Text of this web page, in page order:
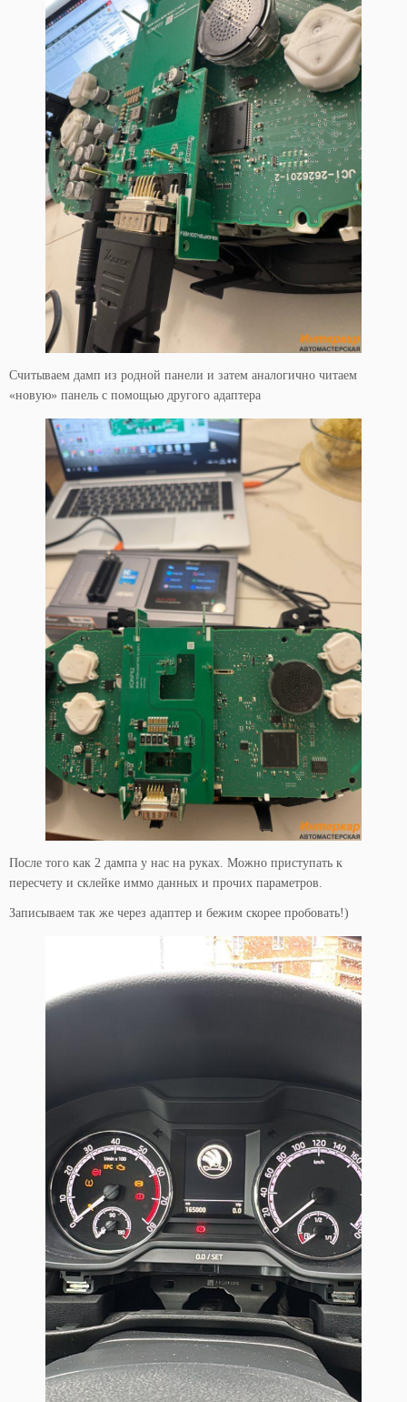
Считываем дамп из родной панели и затем аналогично читаем
«новую» панель с помощью другого адаптера
После того как 2 дампа у нас на руках. Можно приступать к
пересчету и склейке иммо данных и прочих параметров.
Записываем так же через адаптер и бежим скорее пробовать!)